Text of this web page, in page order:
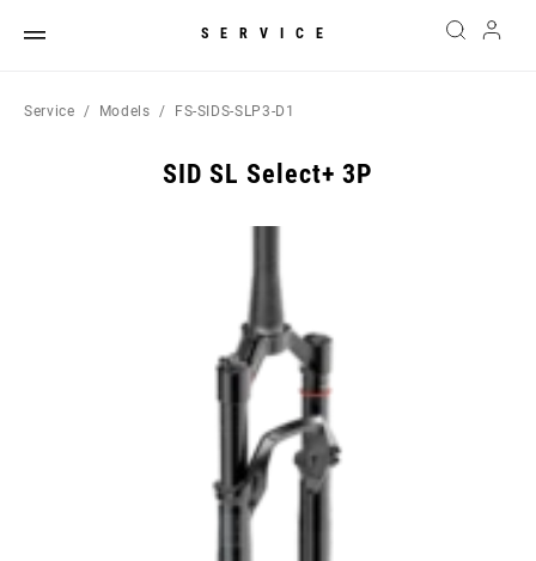
SERVICE
Service Models FS-SIDS-SLP3-D1
SID SL Select+ 3P